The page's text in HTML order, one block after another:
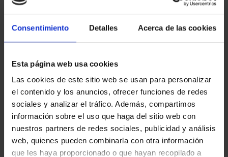
Consentimiento Detalles Acerca de las cookies
Esta página web usa cookies
Las cookies de este sitio web se usan para personalizar
el contenido y los anuncios, ofrecer funciones de redes
sociales y analizar el tráfico. Además, compartimos
información sobre el uso que haga del sitio web con
nuestros partners de redes sociales, publicidad y análisis
web, quienes pueden combinarla con otra información
que les haya proporcionado o que hayan recopilado a
CAPITALES ESPAÑOLAS
- PALENCIA
73,00 €
- GUADALAJARA
73,00 €